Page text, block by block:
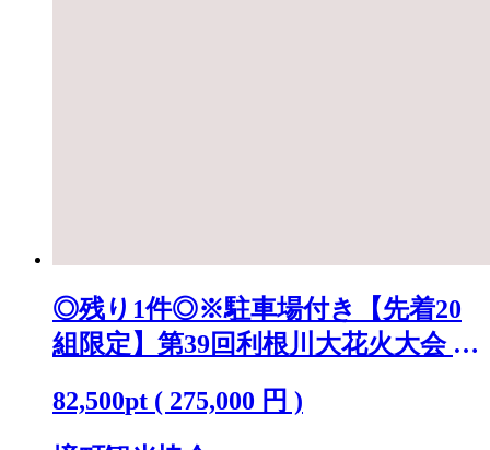
◎残り1件◎※駐車場付き【先着20
組限定】第39回利根川大花火大会 観
(ペア)] K2442
82,500pt ( 275,000 円 )